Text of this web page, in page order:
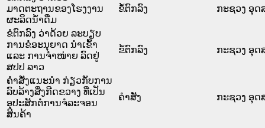
ມາດຕະຖານຂອງໂຮງງານ
ຜະລິດນ້ຳດື່ມ
ຂໍ້ຕົກລົງ ກະຊວງ ອຸດ
ຂໍຕົກລົງ ວ່າດ້ວຍ ລະບຽບ
ການຂໍອະນຸຍາດ ນຳເຂົ້າ
ແລະ ການຈຳໜ່າຍ ລົດຢູ່
ສປປ ລາວ
ຂໍ້ຕົກລົງ ກະຊວງ ອຸດ
ຄຳສັ່ງແນະນຳ ກ່ຽວກັບການ
ລົບລ້າງສິ່ງກີດຂວາງ ທີ່ເປັນ
ອຸປະສັກຕໍ່ການຈໍລະຈອນ
ສິນຄ້າ
ຄໍາສັ່ງ ກະຊວງ ອຸດ